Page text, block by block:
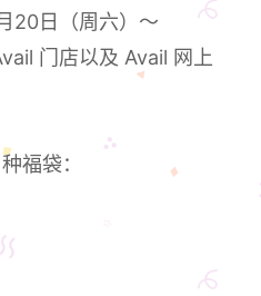
20日（周六）～
门店以及 Avail 网上
福袋：